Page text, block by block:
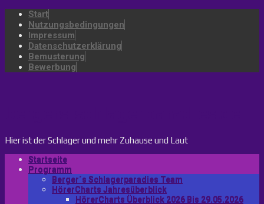
Start
Nutzungsbedingungen
Impressum
Datenschutzerklärung
Bemusterung
Bewerbung
Hier ist der Schlager und mehr Zuhause und Laut
Startseite
Programm
Berger´s Schlagerparadies Team
HörerCharts Jahresüberblick
HörerCharts Überblick 2026 Bis 29.05.2026